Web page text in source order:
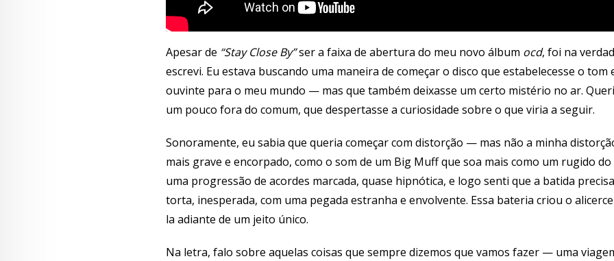
Apesar de “Stay Close By”ser a faixa de abertura do meu novo álbum ocd, foi na
escrevi. Eu estava buscando uma maneira de começar o disco que estabelecesse o tom
ouvinte para o meu mundo — mas que também deixasse um certo mistério no ar.
um pouco fora do comum, que despertasse a curiosidade sobre o que viria a seguir.
Sonoramente, eu sabia que queria começar com distorção — mas não a minha
mais grave e encorpado, como o som de um Big Muff que soa mais como um rugido
uma progressão de acordes marcada, quase hipnótica, e logo senti que a batida
torta, inesperada, com uma pegada estranha e envolvente. Essa bateria criou o
la adiante de um jeito único.
Na letra, falo sobre aquelas coisas que sempre dizemos que vamos fazer — uma